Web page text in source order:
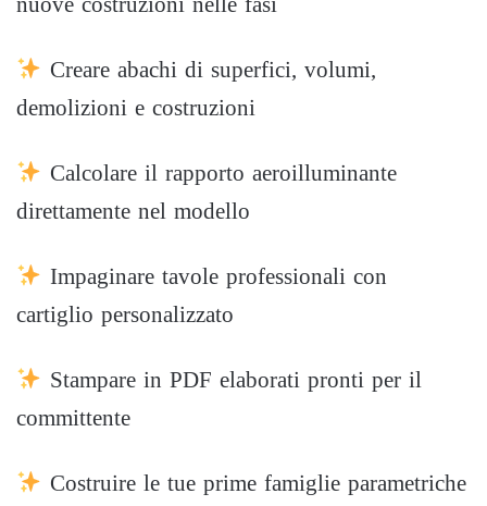
Creare abachi di superfici, volumi,
demolizioni e costruzioni
Calcolare il rapporto aeroilluminante
direttamente nel modello
Impaginare tavole professionali con
cartiglio personalizzato
Stampare in PDF elaborati pronti per il
committente
Costruire le tue prime famiglie parametriche